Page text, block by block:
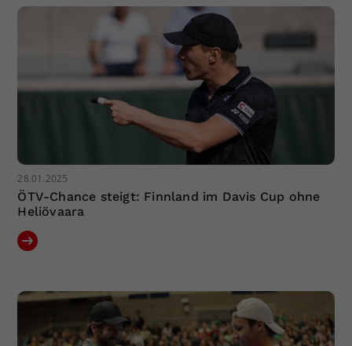
28.01.2025
ÖTV-Chance steigt: Finnland im Davis Cup ohne
Heliövaara